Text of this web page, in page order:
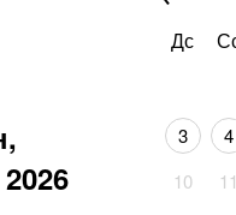
Дс
3
4
10
11